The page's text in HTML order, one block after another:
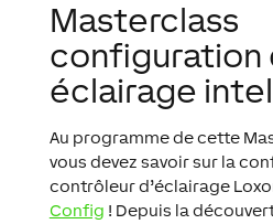
Masterclass
configuration
éclairage
Au programme de cette
vous devez savoir sur la
contrôleur d’éclairage
Config ! Depuis la